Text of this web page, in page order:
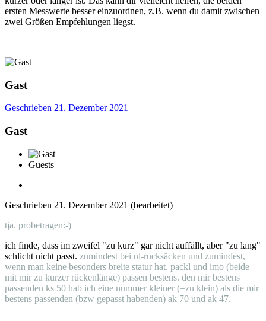
ersten Messwerte besser einzuordnen, z.B. wenn du damit zwischen
zwei Größen Empfehlungen liegst.
Gast
Geschrieben 21. Dezember 2021
Gast
Guests
Geschrieben 21. Dezember 2021 (bearbeitet)
tja. probetragen:-)
ich finde, dass im zweifel "zu kurz" gar nicht auffällt, aber "zu lang"
schlicht nicht passt. zumindest bei ul-rucksäcken und zumindest,
wenn man keine besonders breite statur hat. packl und imo (beide
mit mir zu kurzer rückenlänge) passen bestens. den mir bestens
passenden ks 50 hab ich eine nummer kleiner (=zu klein) als die mir
bestens passenden (bzw gepasst habenden) ak 70 und ak 47.